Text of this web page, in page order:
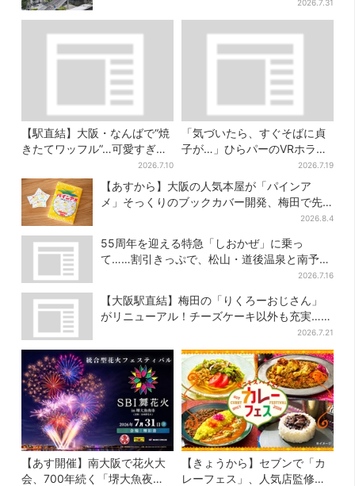
2026.7.31
【駅直結】大阪・なんばで“焼
きたてワッフル”…可愛すぎ
る“くまちゃんアイス”と一緒
に
2026.7.10
「気づいたら、すぐそばに貞
子が…」ひらパーのVRホラ
ー、1kmの迷宮で”逃げ切れな
い恐怖”体験
2026.7.19
【あすから】大阪の人気本屋が「パインア
メ」そっくりのブックカバー開発、梅田で先
2026.8.4
55周年を迎える特急「しおかぜ」に乗っ
て……割引きっぷで、松山・道後温泉と南予を
2026.7.16
【大阪駅直結】梅田の「りくろーおじさん」
がリニューアル！チーズケーキ以外も充実…並
2026.7.21
【あす開催】南大阪で花火大
会、700年続く「堺大魚夜
【きょうから】セブンで「カ
レーフェス」、人気店監修メ